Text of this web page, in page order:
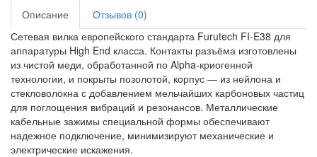
Описание
Отзывов (0)
Сетевая вилка европейского стандарта Furutech FI-E38 для
аппаратуры High End класса. Контакты разъёма изготовлены
из чистой меди, обработанной по Alpha-криогенной
технологии, и покрыты позолотой, корпус — из нейлона и
стекловолокна с добавлением мельчайших карбоновых частиц
для поглощения вибраций и резонансов. Металлические
кабельные зажимы специальной формы обеспечивают
надежное подключение, минимизируют механические и
электрические искажения.